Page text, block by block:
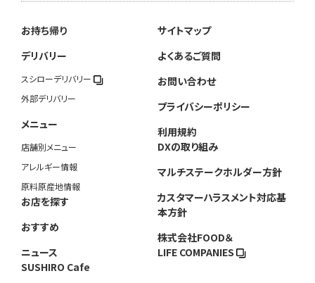
お持ち帰り
デリバリー
スシローデリバリー
外部デリバリー
メニュー
店舗別メニュー
アレルギー情報
原料原産地情報
お店を探す
おすすめ
ニュース
SUSHIRO Cafe
サイトマップ
よくあるご質問
お問い合わせ
プライバシーポリシー
利用規約
DXの取り組み
マルチステークホルダー方針
カスタマーハラスメント対応基
本方針
株式会社FOOD＆
LIFE COMPANIES